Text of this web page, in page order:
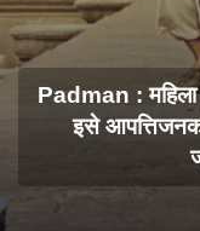
Padman : महिला
इसे